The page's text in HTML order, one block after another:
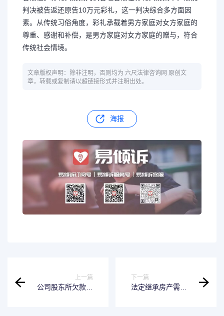
判决被告返还原告10万元彩礼，这一判决综合多方面因
素。从传统习俗角度，彩礼承载着男方家庭对女方家庭的
尊重、感谢和补偿，是男方家庭对女方家庭的赠与，符合
传统社会情境。
文章版权声明：除非注明，否则均为 六尺法律咨询网 原创文
章，转载或复制请以超链接形式并注明出处。
海报
上一篇
公司股东所欠款项
下一篇
法定继承房产需缴